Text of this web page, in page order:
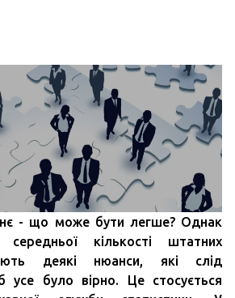
- що може бути легше? Однак
кількості штатних
деякі нюанси, які слід
усе було вірно. Це стосується